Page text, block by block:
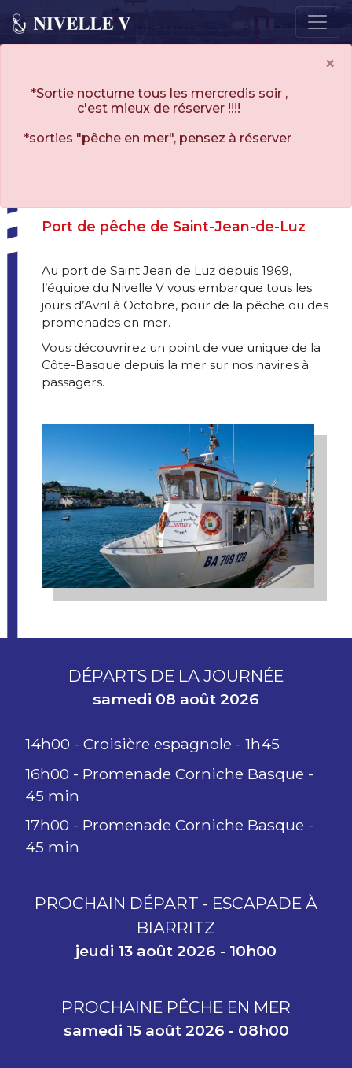
*Sortie nocturne tous les mercredis soir ,
c'est mieux de réserver !!!!
*sorties "pêche en mer", pensez à réserver
×
Port de pêche de Saint-Jean-de-Luz
Au port de Saint Jean de Luz depuis 1969,
l’équipe du Nivelle V vous embarque tous les
jours d’Avril à Octobre, pour de la pêche ou des
promenades en mer.
Vous découvrirez un point de vue unique de la
Côte-Basque depuis la mer sur nos navires à
passagers.
DÉPARTS DE LA JOURNÉE
samedi 08 août 2026
14h00 - Croisière espagnole - 1h45
16h00 - Promenade Corniche Basque -
45 min
17h00 - Promenade Corniche Basque -
45 min
PROCHAIN DÉPART - ESCAPADE À
BIARRITZ
jeudi 13 août 2026 - 10h00
PROCHAINE PÊCHE EN MER
samedi 15 août 2026 - 08h00